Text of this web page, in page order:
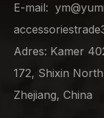
E-mail:
Adres: Kamer
172, Shixin
Zhejiang, China